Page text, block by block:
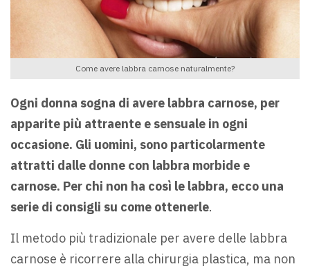
Come avere labbra carnose naturalmente?
Ogni donna sogna di avere labbra carnose, per
apparite più attraente e sensuale in ogni
occasione. Gli uomini, sono particolarmente
attratti dalle donne con labbra morbide e
carnose. Per chi non ha così le labbra, ecco una
serie di consigli su come ottenerle.
Il metodo più tradizionale per avere delle labbra
carnose è ricorrere alla chirurgia plastica, ma non